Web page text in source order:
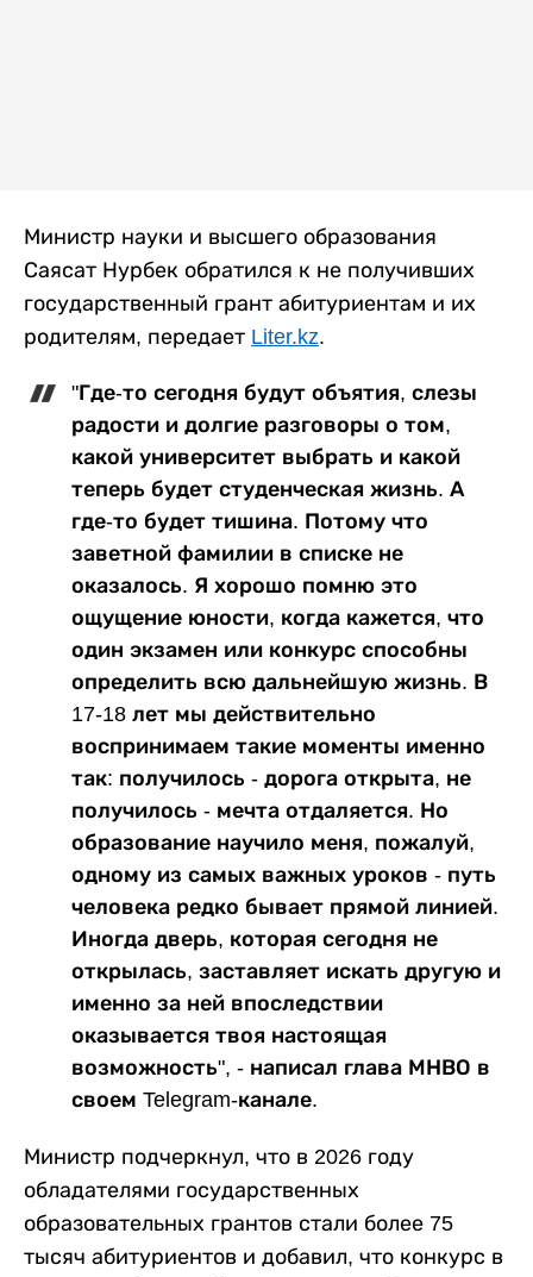
Министр науки и высшего образования
Саясат Нурбек обратился к не получивших
государственный грант абитуриентам и их
родителям, передает Liter.kz.
"Где-то сегодня будут объятия, слезы
радости и долгие разговоры о том,
какой университет выбрать и какой
теперь будет студенческая жизнь. А
где-то будет тишина. Потому что
заветной фамилии в списке не
оказалось. Я хорошо помню это
ощущение юности, когда кажется, что
один экзамен или конкурс способны
определить всю дальнейшую жизнь. В
17-18 лет мы действительно
воспринимаем такие моменты именно
так: получилось - дорога открыта, не
получилось - мечта отдаляется. Но
образование научило меня, пожалуй,
одному из самых важных уроков - путь
человека редко бывает прямой линией.
Иногда дверь, которая сегодня не
открылась, заставляет искать другую и
именно за ней впоследствии
оказывается твоя настоящая
возможность", - написал глава МНВО в
своем Telegram-канале.
Министр подчеркнул, что в 2026 году
обладателями государственных
образовательных грантов стали более 75
тысяч абитуриентов и добавил, что конкурс в